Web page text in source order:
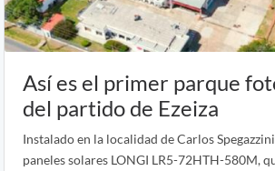
Así es el primer parque
del partido de Ezeiza
Instalado en la localidad de Carlos
paneles solares LONGI LR5-72HTH-580M,